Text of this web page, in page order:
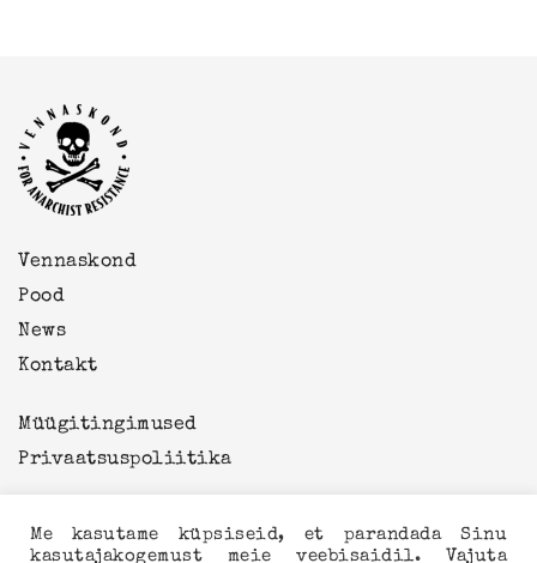
Vennaskond
Pood
News
Kontakt
Müügitingimused
Privaatsuspoliitika
Me kasutame küpsiseid, et parandada Sinu
kasutajakogemust meie veebisaidil. Vajuta